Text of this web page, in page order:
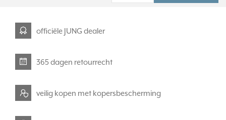
officiële JUNG dealer
365 dagen retourrecht
veilig kopen met kopersbescherming